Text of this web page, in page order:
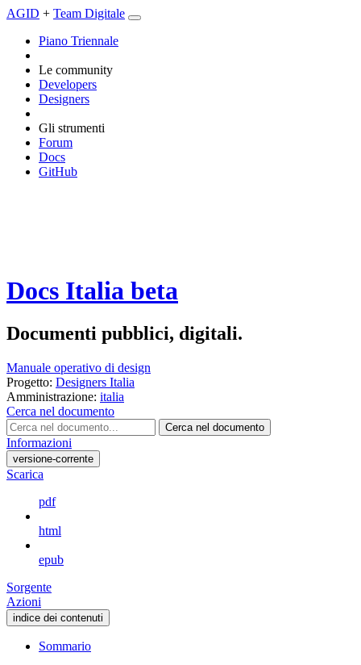
AGID + Team Digitale
Piano Triennale
Le community
Developers
Designers
Gli strumenti
Forum
Docs
GitHub
Docs Italia beta
Documenti pubblici, digitali.
Manuale operativo di design
Progetto: Designers Italia
Amministrazione: italia
Cerca nel documento
Cerca nel documento
Informazioni
versione-corrente
Scarica
pdf
html
epub
Sorgente
Azioni
indice dei contenuti
Sommario